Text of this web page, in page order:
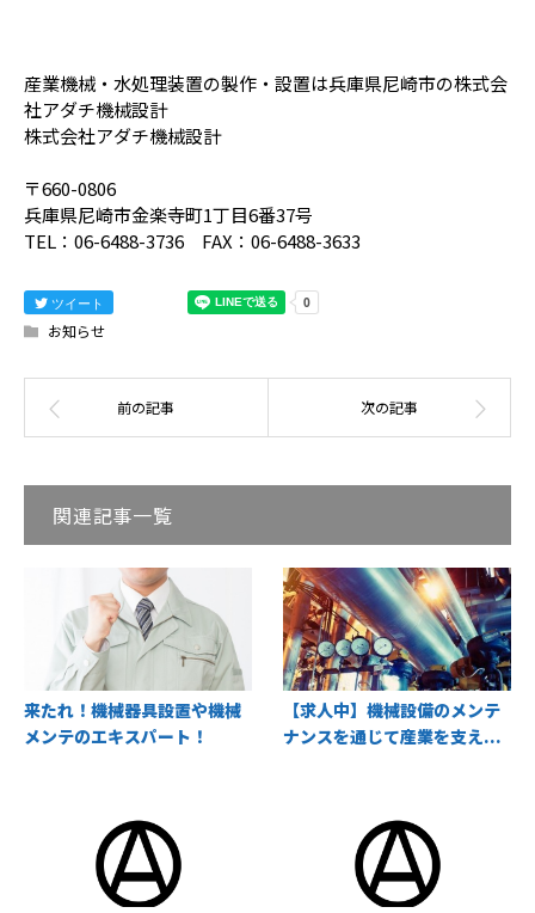
産業機械・水処理装置の製作・設置は兵庫県尼崎市の株式会
社アダチ機械設計
株式会社アダチ機械設計
〒660-0806
兵庫県尼崎市金楽寺町1丁目6番37号
TEL：06-6488-3736 FAX：06-6488-3633
ツイート
お知らせ
関連記事一覧
来たれ！機械器具設置や機械
メンテのエキスパート！
【求人中】機械設備のメンテ
ナンスを通じて産業を支え...